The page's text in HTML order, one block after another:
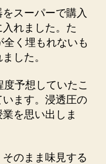
スーパーで購入
れました。た
く埋もれないも
した。
予想していたこ
ます。浸透圧の
を思い出しま
のまま味見する